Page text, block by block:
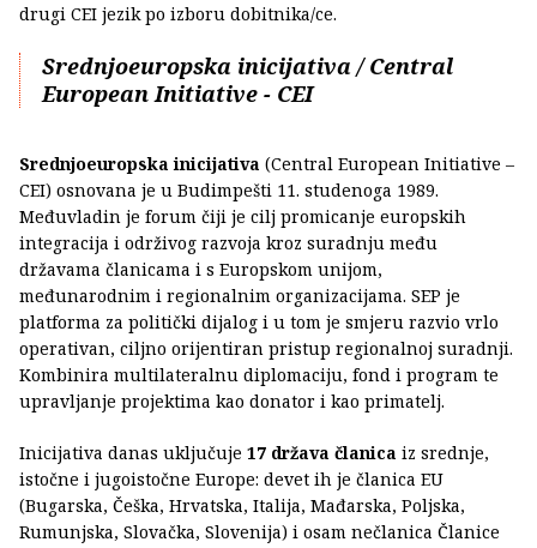
drugi CEI jezik po izboru dobitnika/ce.
Srednjoeuropska inicijativa / Central
European Initiative - CEI
Srednjoeuropska inicijativa (Central European Initiative –
CEI) osnovana je u Budimpešti 11. studenoga 1989.
Međuvladin je forum čiji je cilj promicanje europskih
integracija i održivog razvoja kroz suradnju među
državama članicama i s Europskom unijom,
međunarodnim i regionalnim organizacijama. SEP je
platforma za politički dijalog i u tom je smjeru razvio vrlo
operativan, ciljno orijentiran pristup regionalnoj suradnji.
Kombinira multilateralnu diplomaciju, fond i program te
upravljanje projektima kao donator i kao primatelj.
Inicijativa danas uključuje 17 država članica iz srednje,
istočne i jugoistočne Europe: devet ih je članica EU
(Bugarska, Češka, Hrvatska, Italija, Mađarska, Poljska,
Rumunjska, Slovačka, Slovenija) i osam nečlanica Članice